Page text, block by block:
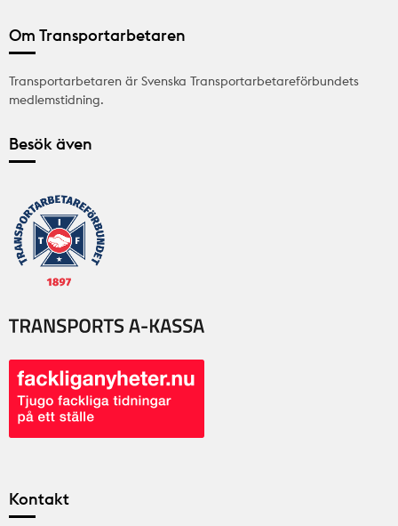
Om Transportarbetaren
Transportarbetaren är Svenska Transportarbetareförbundets
medlemstidning.
Besök även
Kontakt